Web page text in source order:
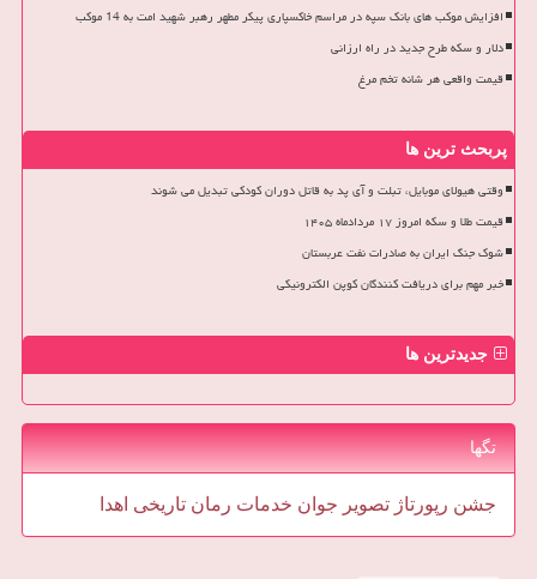
افزایش موکب های بانک سپه در مراسم خاکسپاری پیکر مطهر رهبر شهید امت به 14 موکب
دلار و سکه طرح جدید در راه ارزانی
قیمت واقعی هر شانه تخم مرغ
پربحث ترین ها
وقتی هیولای موبایل، تبلت و آی پد به قاتل دوران کودکی تبدیل می شوند
قیمت طلا و سکه امروز ۱۷ مردادماه ۱۴۰۵
شوک جنگ ایران به صادرات نفت عربستان
خبر مهم برای دریافت کنندگان کوپن الکترونیکی
جدیدترین ها
تگها
جشن رپورتاژ تصویر جوان خدمات رمان تاریخی اهدا